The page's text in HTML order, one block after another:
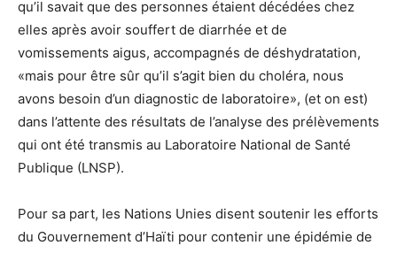
qu’il savait que des personnes étaient décédées chez
elles après avoir souffert de diarrhée et de
vomissements aigus, accompagnés de déshydratation,
«mais pour être sûr qu’il s’agit bien du choléra, nous
avons besoin d’un diagnostic de laboratoire», (et on est)
dans l’attente des résultats de l’analyse des prélèvements
qui ont été transmis au Laboratoire National de Santé
Publique (LNSP).
Pour sa part, les Nations Unies disent soutenir les efforts
du Gouvernement d’Haïti pour contenir une épidémie de